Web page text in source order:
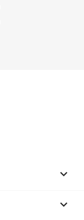

